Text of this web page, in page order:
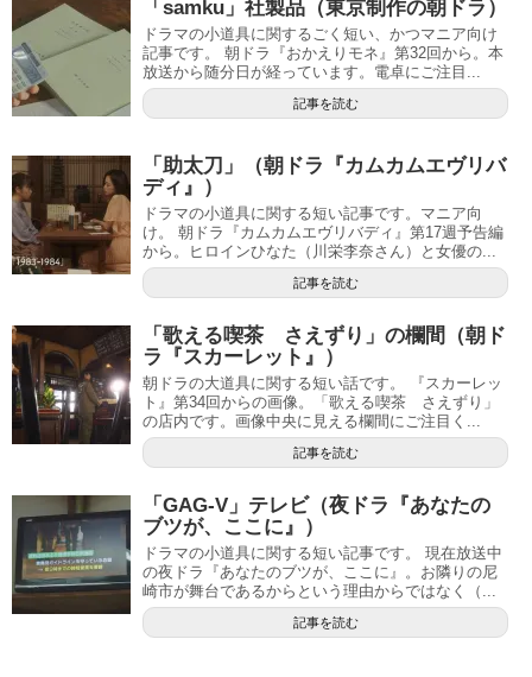
「samku」社製品（東京制作の朝ドラ）
ドラマの小道具に関するごく短い、かつマニア向け
記事です。 朝ドラ『おかえりモネ』第32回から。本
放送から随分日が経っています。電卓にご注目...
記事を読む
「助太刀」（朝ドラ『カムカムエヴリバ
ディ』）
ドラマの小道具に関する短い記事です。マニア向
け。 朝ドラ『カムカムエヴリバディ』第17週予告編
から。ヒロインひなた（川栄李奈さん）と女優の...
記事を読む
「歌える喫茶 さえずり」の欄間（朝ド
ラ『スカーレット』）
朝ドラの大道具に関する短い話です。 『スカーレッ
ト』第34回からの画像。「歌える喫茶 さえずり」
の店内です。画像中央に見える欄間にご注目く...
記事を読む
「GAG-V」テレビ（夜ドラ『あなたの
ブツが、ここに』）
ドラマの小道具に関する短い記事です。 現在放送中
の夜ドラ『あなたのブツが、ここに』。お隣りの尼
崎市が舞台であるからという理由からではなく（...
記事を読む